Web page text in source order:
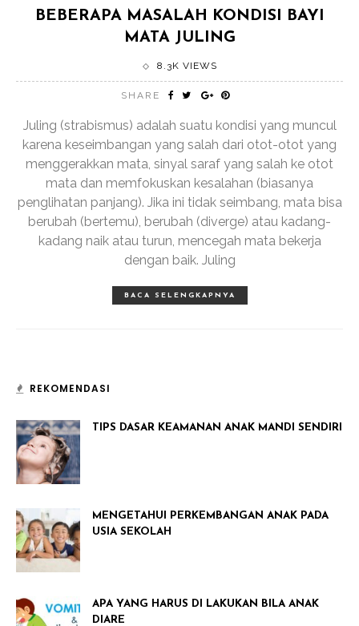
BEBERAPA MASALAH KONDISI BAYI
MATA JULING
8.3K VIEWS
SHARE
Juling (strabismus) adalah suatu kondisi yang muncul
karena keseimbangan yang salah dari otot-otot yang
menggerakkan mata, sinyal saraf yang salah ke otot
mata dan memfokuskan kesalahan (biasanya
penglihatan panjang). Jika ini tidak seimbang, mata bisa
berubah (bertemu), berubah (diverge) atau kadang-
kadang naik atau turun, mencegah mata bekerja
dengan baik. Juling
BACA SELENGKAPNYA
REKOMENDASI
TIPS DASAR KEAMANAN ANAK MANDI SENDIRI
MENGETAHUI PERKEMBANGAN ANAK PADA
USIA SEKOLAH
APA YANG HARUS DI LAKUKAN BILA ANAK
DIARE